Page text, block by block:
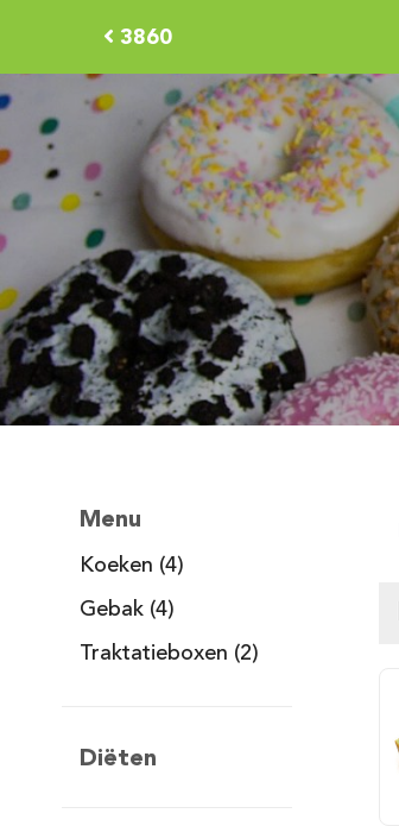
3860
Menu
Koeken (4)
Gebak (4)
Traktatieboxen (2)
Diëten